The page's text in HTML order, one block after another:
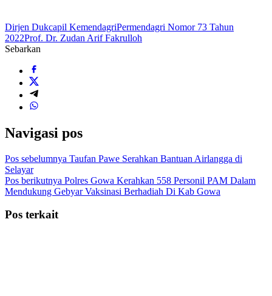
Dirjen Dukcapil KemendagriPermendagri Nomor 73 Tahun
2022Prof. Dr. Zudan Arif Fakrulloh
Sebarkan
Navigasi pos
Pos sebelumnya Taufan Pawe Serahkan Bantuan Airlangga di
Selayar
Pos berikutnya Polres Gowa Kerahkan 558 Personil PAM Dalam
Mendukung Gebyar Vaksinasi Berhadiah Di Kab Gowa
Pos terkait